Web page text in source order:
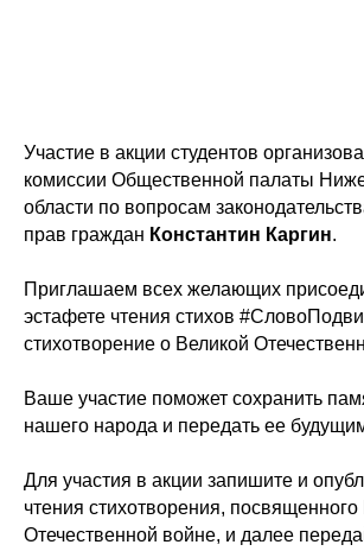
Участие в акции студентов
комиссии Общественной палаты
области по вопросам
прав граждан Константин Каргин.
Приглашаем всех желающих
эстафете чтения стихов
стихотворение о Великой
Ваше участие поможет сохранить
нашего народа и передать ее
Для участия в акции запишите и
чтения стихотворения, посвященного
Отечественной войне, и далее